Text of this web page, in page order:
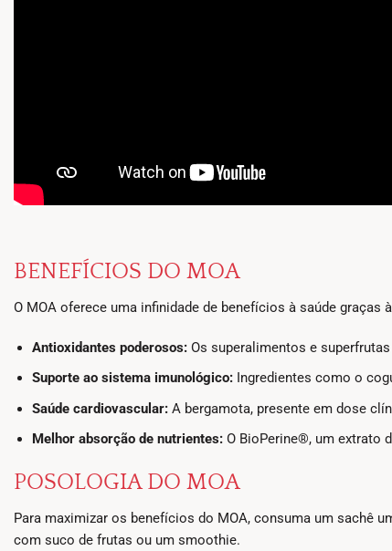
BENEFÍCIOS DO MOA
O MOA oferece uma infinidade de benefícios à saúde graças
Antioxidantes poderosos:Os superalimentos e
Suporte ao sistema imunológico:Ingredientes como o
Saúde cardiovascular:A bergamota, presente em dose
Melhor absorção de nutrientes:O BioPerine®, um extrato
POSOLOGIA DO MOA
Para maximizar os benefícios do MOA, consuma um sachê
com suco de frutas ou um smoothie.